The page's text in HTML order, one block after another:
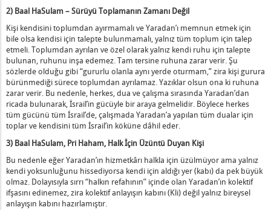
2) Baal HaSulam – Sürüyü Toplamanın Zamanı Değil
Kişi kendisini toplumdan ayırmamalı ve Yaradan’ı memnun etmek için
bile olsa kendisi için talepte bulunmamalı, yalnız tüm toplum için talep
etmeli. Toplumdan ayrılan ve özel olarak yalnız kendi ruhu için talepte
bulunan, ruhunu inşa edemez. Tam tersine ruhuna zarar verir. Şu
sözlerde olduğu gibi “gururlu olanla aynı yerde oturmam,” zira kişi gurura
bürünmediği sürece toplumdan ayrılamaz. Yazıklar olsun ona ki ruhuna
zarar verir. Bu nedenle, herkes, dua ve çalışma sırasında Yaradan’dan
ricada bulunarak, İsrail’in gücüyle bir araya gelmelidir. Böylece herkes
tüm gücünü tüm İsrail’de, çalışmada Yaradan’a yapılan tüm dualar için
toplar ve kendisini tüm İsrail’in köküne dâhil eder.
3) Baal HaSulam, Pri Haham, Halk İçin Üzüntü Duyan Kişi
Bu nedenle eğer Yaradan’ın hizmetkârı halkla için üzülmüyor ama yalnız
kendi yoksunluğunu hissediyorsa kendi için aldığı yer (kabı) da pek büyük
olmaz. Dolayısıyla sırrı “halkın refahının” içinde olan Yaradan’ın kolektif
ifşasını edinemez, zira kolektif anlayışın kabını (Kli) değil yalnız bireysel
anlayışın kabını hazırlamıştır.